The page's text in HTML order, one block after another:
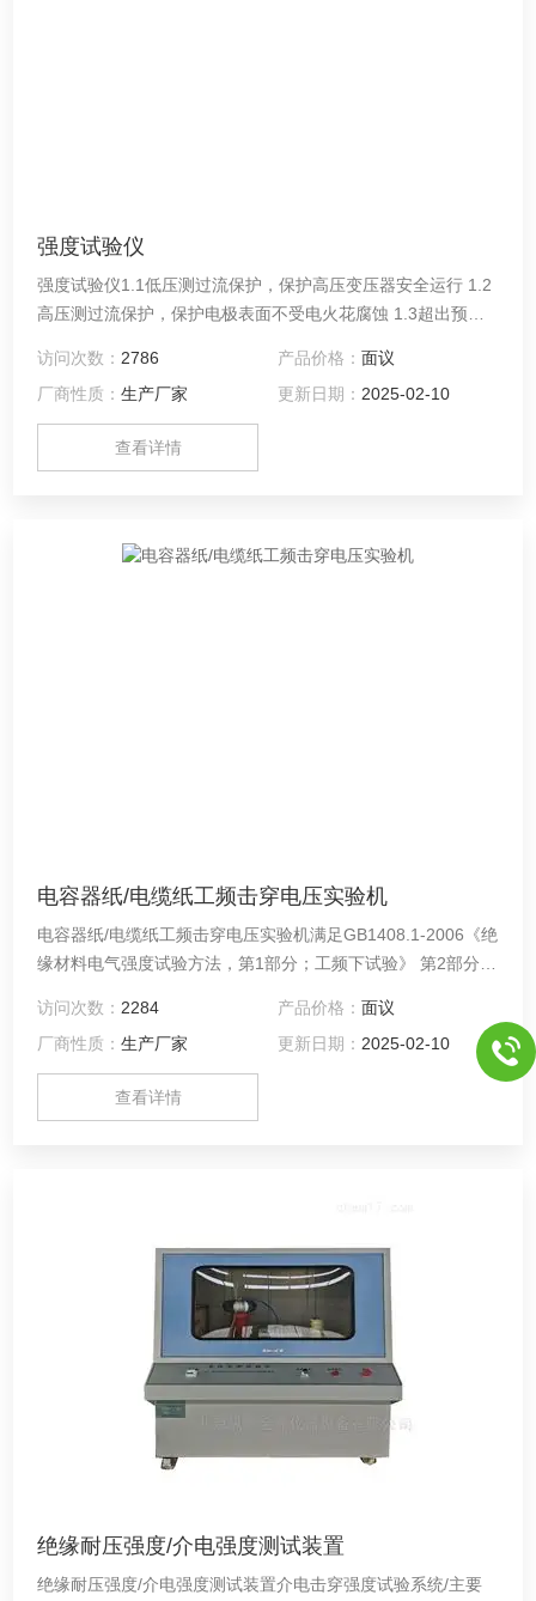
强度试验仪
强度试验仪1.1低压测过流保护，保护高压变压器安全运行 1.2
高压测过流保护，保护电极表面不受电火花腐蚀 1.3超出预设
全运行
访问次数： 2786 产品价格： 面议
厂商性质：生产厂家 更新日期： 2025-02-10
查看详情
电容器纸/电缆纸工频击穿电压实验机
电容器纸/电缆纸工频击穿电压实验机满足GB1408.1-2006《绝
缘材料电气强度试验方法，第1部分；工频下试验》 第2部分：
橡胶工频击穿电压强度和耐电压的测定方法》、GB/T 3333-
1999《电缆纸工频击穿电压试验方法》、HG/T 3330绝缘漆漆
膜击穿强度测定法
访问次数： 2284 产品价格： 面议
厂商性质：生产厂家 更新日期： 2025-02-10
查看详情
绝缘耐压强度/介电强度测试装置
绝缘耐压强度/介电强度测试装置介电击穿强度试验系统/主要